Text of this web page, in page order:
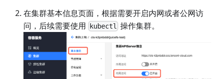
在集群基本信息页面，根据需要开启内网或者公网访
问，后续需要使用
kubectl 操作集群。